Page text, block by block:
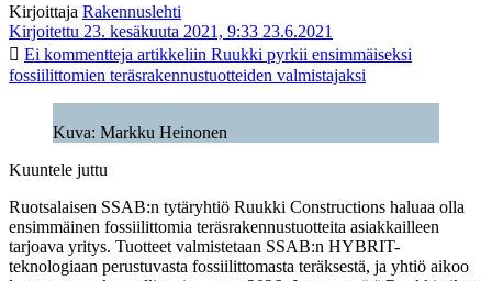
Kirjoittaja Rakennuslehti
Kirjoitettu 23. kesäkuuta 2021, 9:33 23.6.2021
Ei kommentteja artikkeliin Ruukki pyrkii ensimmäiseksi
fossiilittomien teräsrakennustuotteiden valmistajaksi
Kuva: Markku Heinonen
Kuuntele juttu
Ruotsalaisen SSAB:n tytäryhtiö Ruukki Constructions haluaa olla
ensimmäinen fossiilittomia teräsrakennustuotteita asiakkailleen
tarjoava yritys. Tuotteet valmistetaan SSAB:n HYBRIT-
teknologiaan perustuvasta fossiilittomasta teräksestä, ja yhtiö aikoo